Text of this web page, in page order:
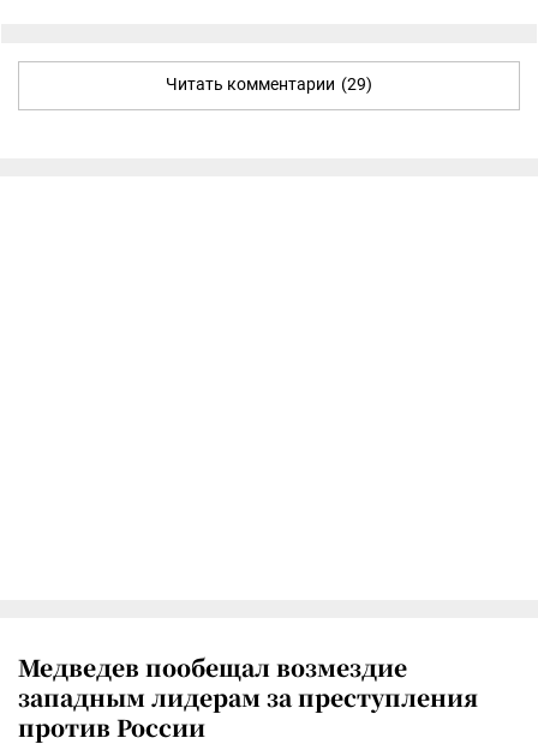
Читать комментарии (29)
Медведев пообещал возмездие
западным лидерам за преступления
против России